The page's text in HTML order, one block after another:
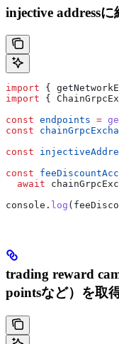
injective address
import {
import {
const endpoints =
const
const
const
  await
console . log (
trading reward
pointsなど）を取